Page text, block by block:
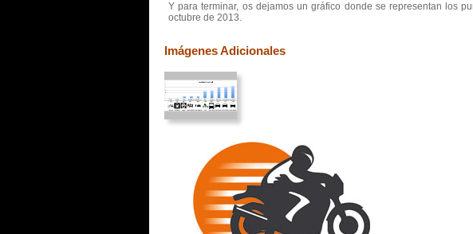
Y para terminar, os dejamos un gráfico donde se representan los
octubre de 2013.
Imágenes Adicionales